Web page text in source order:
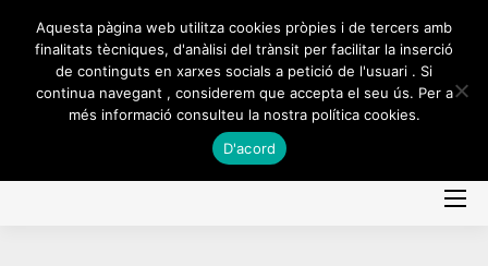
Aquesta pàgina web utilitza cookies pròpies i de tercers amb
finalitats tècniques, d'anàlisi del trànsit per facilitar la inserció
de continguts en xarxes socials a petició de l'usuari . Si
continua navegant , considerem que accepta el seu ús. Per a
més informació consulteu la nostra política cookies.
D'acord